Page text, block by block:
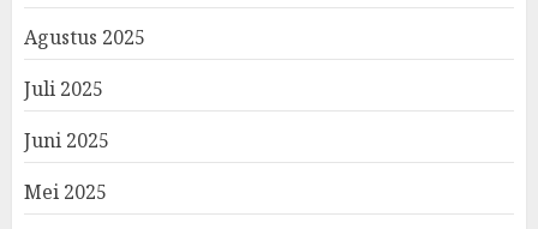
Agustus 2025
Juli 2025
Juni 2025
Mei 2025